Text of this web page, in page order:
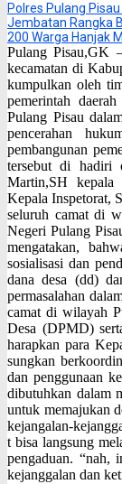
Polres Pulang
Jembatan Rangka
200 Warga Hanjak
Pulang Pisau,GK
kecamatan di
kumpulkan oleh
pemerintah
Pulang Pisau
pencerahan
pembangunan
tersebut di hadiri
Martin,SH
kepala
Kepala Inspetorat, S
seluruh camat di
Negeri Pulang P
mengatakan,
sosialisasi dan
dana desa (dd)
permasalahan
camat di wilayah P
Desa (DPMD)
harapkan paraK
sungkan
dan penggunaan
dibutuhkan dalam
untuk memajukan
kejangalan-
t bisa langsung
pengaduan. “nah,
kejanggalan dan